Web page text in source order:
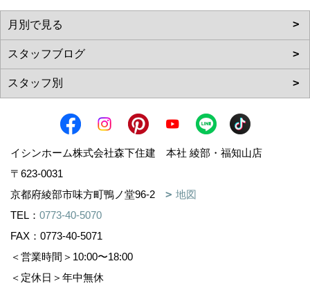
イシンホーム株式会社森下住建 本社 綾部・福知山店
〒623-0031
京都府綾部市味方町鴨ノ堂96-2
地図
TEL： 0773-40-5070
FAX：0773-40-5071
＜営業時間＞10:00〜18:00
＜定休日＞年中無休